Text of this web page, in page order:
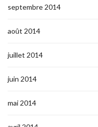
septembre 2014
août 2014
juillet 2014
juin 2014
mai 2014